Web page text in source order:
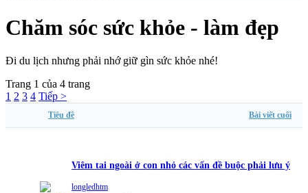
Chăm sóc sức khỏe - làm đẹp
Đi du lịch nhưng phải nhớ giữ gìn sức khỏe nhé!
Trang 1 của 4 trang
1 2 3 4 Tiếp >
Tiêu đề Bài viết cuối
Viêm tai ngoài ở con nhỏ các vấn đề buộc phải lưu ý
longledhtm